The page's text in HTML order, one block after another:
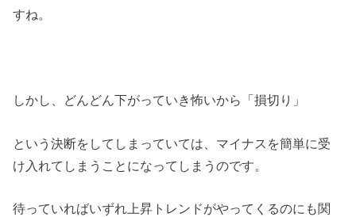
すね。
しかし、どんどん下がっていき怖いから「損切り」
という決断をしてしまっていては、マイナスを簡単に受
け入れてしまうことになってしまうのです。
待っていればいずれ上昇トレンドがやってくるのにも関